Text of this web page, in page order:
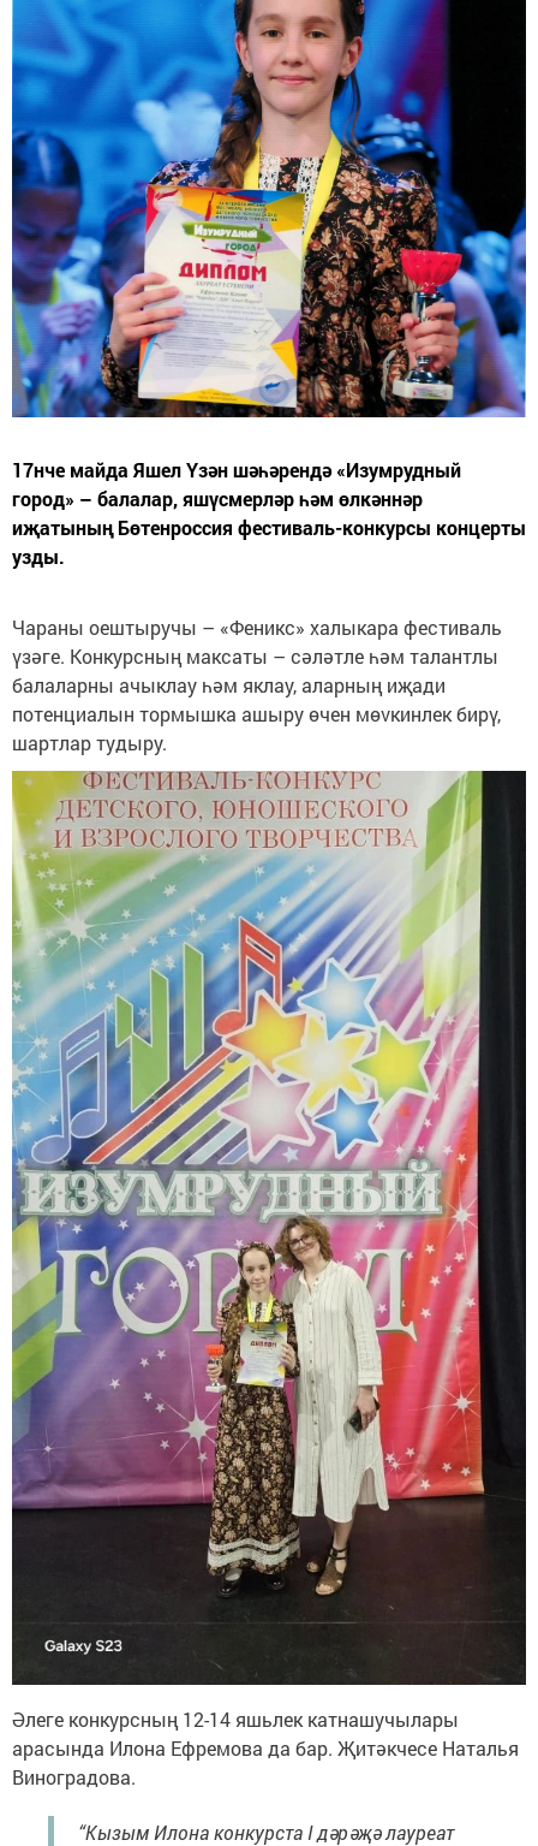
17нче майда Яшел Үзән шәһәрендә «Изумрудный
город» – балалар, яшүсмерләр һәм өлкәннәр
иҗатының Бөтенроссия фестиваль-конкурсы концерты
узды.
Чараны оештыручы – «Феникс» халыкара фестиваль
үзәге. Конкурсның максаты – сәләтле һәм талантлы
балаларны ачыклау һәм яклау, аларның иҗади
потенциалын тормышка ашыру өчен мөvкинлек бирү,
шартлар тудыру.
Әлеге конкурсның 12-14 яшьлек катнашучылары
арасында Илона Ефремова да бар. Җитәкчесе Наталья
Виноградова.
“Кызым Илона конкурста I дәрәҗә лауреат